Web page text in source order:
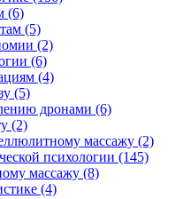
(6)
(5)
(2)
(6)
(4)
(5)
дронами (6)
(2)
массажу (2)
психологии (145)
массажу (8)
(4)